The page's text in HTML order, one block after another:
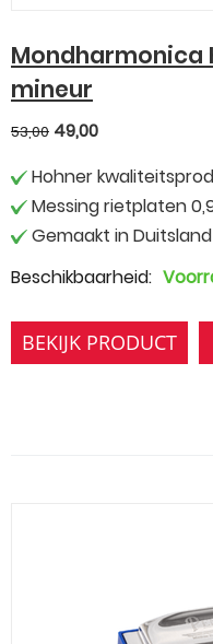
Mondharmonica
mineur
53,00 49,00
Hohner
Messing rietplaten
Gemaakt in Duitsland
Beschikbaarheid:
BEKIJK PRODUCT